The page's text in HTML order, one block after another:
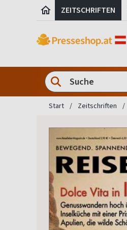
ZEITSCHRIFTEN
Start Zeitschriften